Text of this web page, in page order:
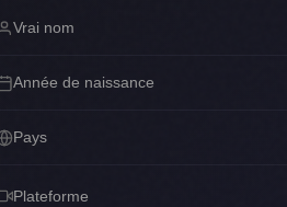
Vrai nom
Année de naissance
Pays
Plateforme